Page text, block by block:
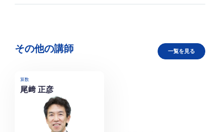
その他の講師 一覧を見る
算数
尾﨑 正彦